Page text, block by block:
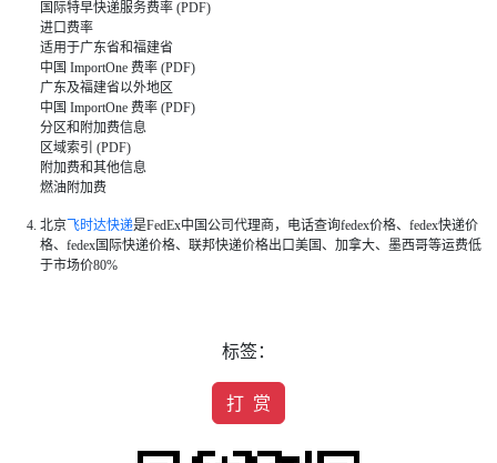
国际特早快递服务费率 (PDF)
进口费率
适用于广东省和福建省
中国 ImportOne 费率 (PDF)
广东及福建省以外地区
中国 ImportOne 费率 (PDF)
分区和附加费信息
区域索引 (PDF)
附加费和其他信息
燃油附加费
北京 飞时达快递是FedEx中国公司代理商，电话查询fedex价格、fedex快递价
格、fedex国际快递价格、联邦快递价格出口美国、加拿大、墨西哥等运费低
于市场价80%
标签：
打 赏